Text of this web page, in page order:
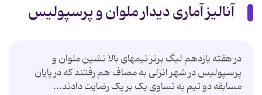
آنالیز آماری دیدار ملوان و پرسپولیس
در هفته یازدهم لیگ برتر تیمهای بالا نشین ملوان و
پرسپولیس در شهر انزلی به مصاف هم رفتند که در پایان
مسابقه دو تیم به تساوی یک بر یک رضایت دادند...